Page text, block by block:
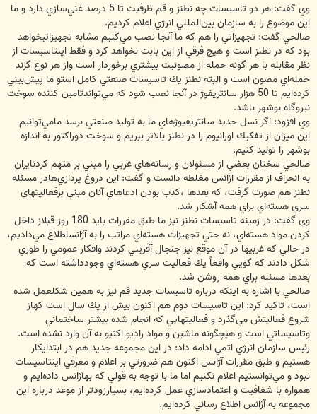
وي گفت: هر دو تاسيسات چه نطنز و قم ظرفيت تا 5 درصد غني‌سازي دارد و ما
اين موضوع را به سازمان بين‌المللي انرژي اعلام كرديم.
صالحي گفت: تجهيزاتي را هم كه ما آنجا نصب مي‌كنيم مشابه تجهيزاتيخواهد
بود كه در نطنز است و هيچ فرقي از اين بابت نخواهد كرد و فقط اينتاسيسات از
نظر مقابله با هر گونه حمله از مصونيت بيشتري برخوردار است واز هر نوع گزند
حمله‌اي مصون است و البته نطنز يك تاسيسات صنعتي كامل استو ما پيش‌بيني
كرده‌ايم تا 50 هزار سانتريفوژ در آنجا نصب شود كه مي‌تواندتامين كننده سوخت
نيروگاه بوشهر باشد.
وي افزود: اگر نسل جديد سانتريفيوژهاي ما به توليد صنعتي برسد مامي‌توانيم
اين ميزان از تفكيك اورانيوم را در نطنز بالاتر ببريم و سوخت دوراكتور به اندازه
بوشهر را توليد كنيم.
صالحي سخنان بعضي از مسئولان و رسانه‌هاي غربي را مبني بر متهم كردنايران
به انحراف از مقررات اژانس مغلطه دانست و گفت: اين دروغ پردازي‌هادر مسئله
نطنز هم صورت گرفت، كه بعدها ،كذب بودن ادعاهاي آنان مبني برفعاليتهاي
سري هسته‌اي براي همه آشكار شد.
وي گفت: در زمينه تاسيسات نطنز نيز ما طبق مقررات بايد 180 روز قبلاز داخل
كردن مواد هسته‌اي، نه حتي تجهيزات هسته‌اي مراتب را به آژانساطلاع مي‌داديم،
در حالي كه غربيها در آن موقع نيز جنجال آفريني كردند وافكار عمومي را طوري
شكل دادند كه گويي واقعاً يك فعاليت سري هسته‌اي وجودداشته است كه
بعدها مسئله براي همه روشن شد.
صالحي با اشاره به اينكه درباره تاسيسات جديد قم نيز به همين شكلعمل شده
است، تاكيد كرد: اين تاسيسات دوم هم اكنون بيش از يك سال است كهاز
شروع فعاليتش مي‌گذرد و فعاليتهايي كه انجام شده بيشتر ساختماني
وتاسيساتي است و هيچگونه ماشين و مواد راديو اكتيو به آن وارد نشده است.
رئيس سازمان انرژي اتمي ادامه داد: در اين مجموعه جديد هم در ابتدايكار
هستيم و طبق مقررات آژانس اكنون هم ضرورتي بر اعلام و معرفي اينتاسيسات
نبود و مي‌توانستيم اعلام نكنيم اما ما با توجه به قولي كه بهآژانس داده‌ايم و
همواره با شفافيت و اعتمادسازي عمل كرده‌ايم، بسيارزودتر از موعد درباره اين
مجموعه به آژانس اطلاع رساني كرده‌ايم.